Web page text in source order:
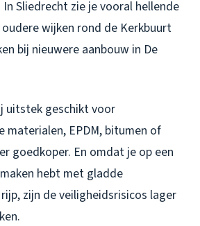
Sliedrecht zie je vooral hellende
wijken rond de Kerkbuurt
bij nieuwere aanbouw in De
uitstek geschikt voor
materialen, EPDM, bitumen of
goedkoper. En omdat je op een
hebt met gladde
zijn de veiligheidsrisicos lager